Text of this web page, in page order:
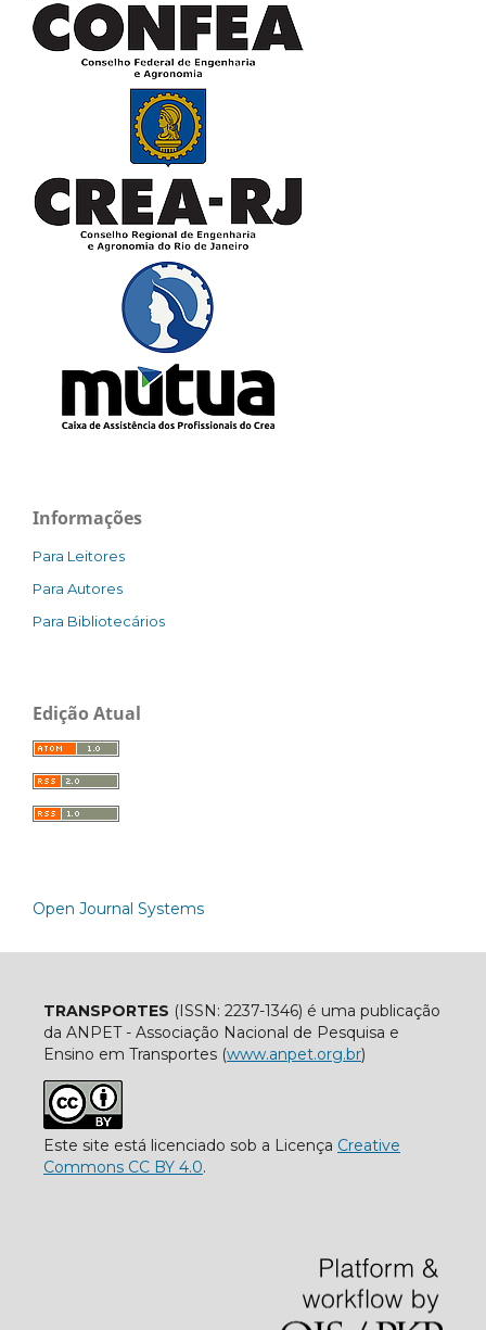
Informações
Para Leitores
Para Autores
Para Bibliotecários
Edição Atual
Open Journal Systems
TRANSPORTES (ISSN: 2237-1346) é uma publicação
da ANPET - Associação Nacional de Pesquisa e
Ensino em Transportes (www.anpet.org.br)
Este site está licenciado sob a Licença Creative
Commons CC BY 4.0.